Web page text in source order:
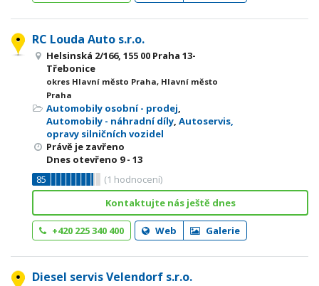
RC Louda Auto s.r.o.
Helsinská 2/166, 155 00 Praha 13-
Třebonice
okres Hlavní město Praha, Hlavní město
Praha
Automobily osobní - prodej,
Automobily - náhradní díly, Autoservis,
opravy silničních vozidel
Právě je zavřeno
Dnes otevřeno 9 - 13
85
(1 hodnocení)
Kontaktujte nás ještě dnes
+420 225 340 400 Web Galerie
Diesel servis Velendorf s.r.o.